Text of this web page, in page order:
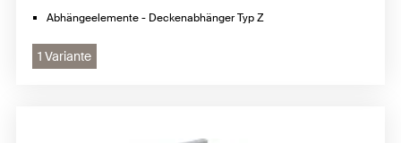
Abhängeelemente - Deckenabhänger Typ Z
1 Variante